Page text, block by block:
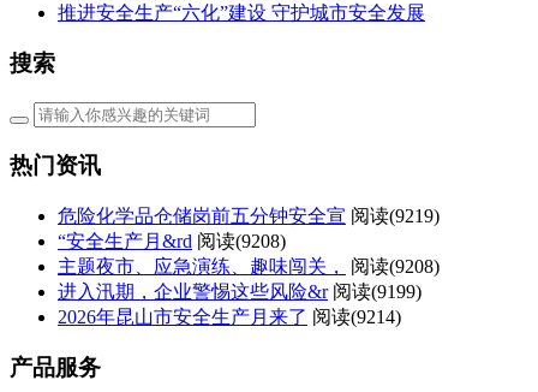
推进安全生产“六化”建设 守护城市安全发展
搜索
热门资讯
危险化学品仓储岗前五分钟安全宣 阅读(9219)
“安全生产月&rd 阅读(9208)
主题夜市、应急演练、趣味闯关，
阅读(9208)
进入汛期，企业警惕这些风险&r 阅读(9199)
2026年昆山市安全生产月来了 阅读(9214)
产品服务